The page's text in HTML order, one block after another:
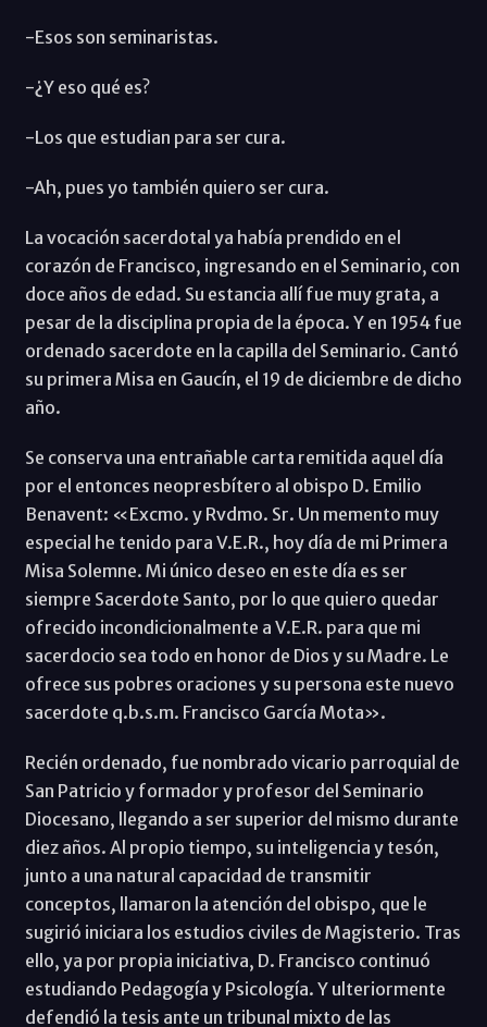
-Esos son seminaristas.
-¿Y eso qué es?
-Los que estudian para ser cura.
-Ah, pues yo también quiero ser cura.
La vocación sacerdotal ya había prendido en el
corazón de Francisco, ingresando en el Seminario, con
doce años de edad. Su estancia allí fue muy grata, a
pesar de la disciplina propia de la época. Y en 1954 fue
ordenado sacerdote en la capilla del Seminario. Cantó
su primera Misa en Gaucín, el 19 de diciembre de dicho
año.
Se conserva una entrañable carta remitida aquel día
por el entonces neopresbítero al obispo D. Emilio
Benavent: «Excmo. y Rvdmo. Sr. Un memento muy
especial he tenido para V.E.R., hoy día de mi Primera
Misa Solemne. Mi único deseo en este día es ser
siempre Sacerdote Santo, por lo que quiero quedar
ofrecido incondicionalmente a V.E.R. para que mi
sacerdocio sea todo en honor de Dios y su Madre. Le
ofrece sus pobres oraciones y su persona este nuevo
sacerdote q.b.s.m. Francisco García Mota».
Recién ordenado, fue nombrado vicario parroquial de
San Patricio y formador y profesor del Seminario
Diocesano, llegando a ser superior del mismo durante
diez años. Al propio tiempo, su inteligencia y tesón,
junto a una natural capacidad de transmitir
conceptos, llamaron la atención del obispo, que le
sugirió iniciara los estudios civiles de Magisterio. Tras
ello, ya por propia iniciativa, D. Francisco continuó
estudiando Pedagogía y Psicología. Y ulteriormente
defendió la tesis ante un tribunal mixto de las